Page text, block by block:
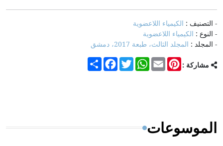
- التصنيف : الكيمياء اللاعضوية
- النوع : الكيمياء اللاعضوية
- المجلد : المجلد الثالث، طبعة 2017، دمشق
مشاركة : Share
FacebookTwitter
WhatsAppEmail
Pinterest
الموسوعات